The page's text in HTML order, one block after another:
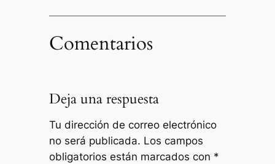
Comentarios
Deja una respuesta
Tu dirección de correo electrónico
no será publicada. Los campos
obligatorios están marcados con *